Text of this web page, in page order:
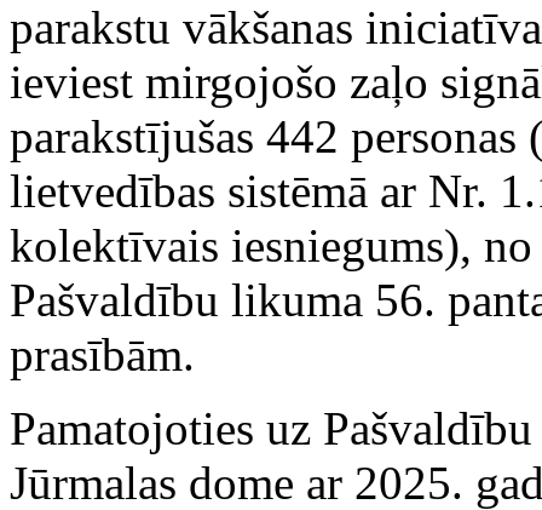
parakstu vākšanas
ieviest mirgojošo zaļo
parakstījušas 442
lietvedības sistēmā ar Nr.
kolektīvais iesniegums),
Pašvaldību likuma 56.
prasībām.
Pamatojoties uz
Jūrmalas dome ar 2025.